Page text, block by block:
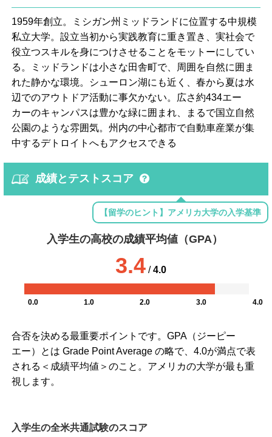
1959年創立。ミシガン州ミッドランドに位置する中規模
私立大学。設立当初から実践教育に重き置き、実社会で
役立つスキルを身につけさせることをモットーにしてい
る。ミッドランドは小さな田舎町で、周囲を自然に囲ま
れた静かな環境。シューロン湖にも近く、春から夏は水
辺でのアウトドア活動に事欠かない。広さ約434エー
カーのキャンパスは豊かな緑に囲まれ、まるで国立自然
公園のような雰囲気。州内の中心都市で自動車産業が集
中するデトロイトへもアクセスできる
成績とテストスコア
【留学のヒント】アメリカ大学の入学基準
入学生の高校の成績平均値（GPA）
3.4/4.0
0.0 1.0 2.0 3.0 4.0
合否を決める最重要ポイントです。GPA（ジーピー
エー）とは Grade Point Average の略で、4.0が満点で表
される＜成績平均値＞のこと。アメリカの大学が最も重
視します。
入学生の全米共通試験のスコア